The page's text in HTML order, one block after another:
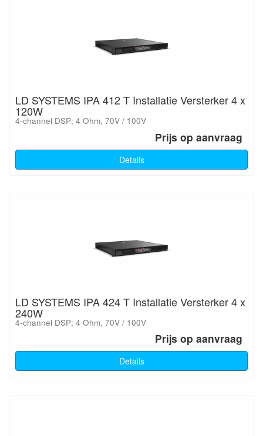
LD SYSTEMS IPA 412 T Installatie Versterker 4 x
120W
4-channel DSP; 4 Ohm, 70V / 100V
Prijs op aanvraag
Details
LD SYSTEMS IPA 424 T Installatie Versterker 4 x
240W
4-channel DSP; 4 Ohm, 70V / 100V
Prijs op aanvraag
Details